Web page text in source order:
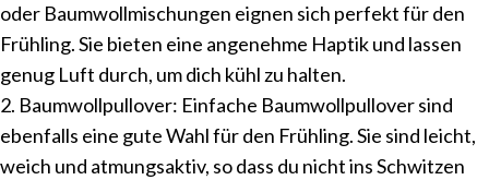
oder Baumwollmischungen eignen sich perfekt für den
Frühling. Sie bieten eine angenehme Haptik und lassen
genug Luft durch, um dich kühl zu halten.
2. Baumwollpullover: Einfache Baumwollpullover sind
ebenfalls eine gute Wahl für den Frühling. Sie sind leicht,
weich und atmungsaktiv, so dass du nicht ins Schwitzen